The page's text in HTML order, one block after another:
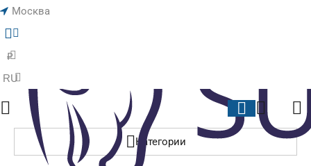
Москва
₽
RU
Категории